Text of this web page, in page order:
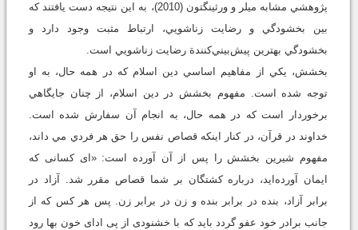
پژوهشي مشابه ميلر و ورثينگتون (2010)، به اين نتيجه دست يافتند که
بين بخشودگي و رضايت زناشويي، ارتباط مثبت وجود دارد و
بخشودگي بهترين پيش‌بيني‌کنندة رضايت زناشويي است.
بخشش، يکي از مفاهيم اساسي دين اسلام که در همه حال، به او
توجه شده است. مفهوم بخشش در دين اسلام، از چنان جايگاهي
برخوردار است که در همه حال، به انجام آن سفارش شده است.
خداوند در قرآن، در کنار اينکه قصاص نفس را حق هر فردي مي داند،
مفهوم شيرين بخشش را پس از آن آورده است: «اى کسانى که
ايمان آورده‌‏ايد، درباره کشتگان بر شما قصاص مقرر شد. آزاد در
برابر آزاد، بنده در برابر بنده و زن در برابر زن. پس هر کس که از
جانب برادر خود عفو گردد بايد که با خشنودى از پى اداى خون بها رود